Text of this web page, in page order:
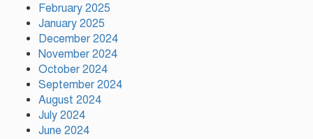
দুর্গাপূজায় আসছে সালমার নতুন গান,
রেকর্ড সম্পন্ন
February 2025
January 2025
December 2024
November 2024
October 2024
September 2024
August 2024
July 2024
June 2024